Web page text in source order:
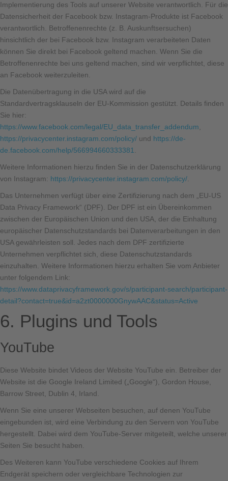
Implementierung des Tools auf unserer Website verantwortlich. Für die
Datensicherheit der Facebook bzw. Instagram-Produkte ist Facebook
verantwortlich. Betroffenenrechte (z. B. Auskunftsersuchen)
hinsichtlich der bei Facebook bzw. Instagram verarbeiteten Daten
können Sie direkt bei Facebook geltend machen. Wenn Sie die
Betroffenenrechte bei uns geltend machen, sind wir verpflichtet, diese
an Facebook weiterzuleiten.
Die Datenübertragung in die USA wird auf die
Standardvertragsklauseln der EU-Kommission gestützt. Details finden
Sie hier:
https://www.facebook.com/legal/EU_data_transfer_addendum
https://privacycenter.instagram.com/policy/ und https://de-
de.facebook.com/help/566994660333381
Weitere Informationen hierzu finden Sie in der Datenschutzerklärung
von Instagram: https://privacycenter.instagram.com/policy/
Das Unternehmen verfügt über eine Zertifizierung nach dem „EU-US
Data Privacy Framework“ (DPF). Der DPF ist ein Übereinkommen
zwischen der Europäischen Union und den USA, der die Einhaltung
europäischer Datenschutzstandards bei Datenverarbeitungen in den
USA gewährleisten soll. Jedes nach dem DPF zertifizierte
Unternehmen verpflichtet sich, diese Datenschutzstandards
einzuhalten. Weitere Informationen hierzu erhalten Sie vom Anbieter
unter folgendem Link:
https://www.dataprivacyframework.gov/s/participant-search/participant-
detail?contact=true&id=a2zt0000000GnywAAC&status=Active
6. Plugins und Tools
YouTube
Diese Website bindet Videos der Website YouTube ein. Betreiber der
Website ist die Google Ireland Limited („Google“), Gordon House,
Barrow Street, Dublin 4, Irland.
Wenn Sie eine unserer Webseiten besuchen, auf denen YouTube
eingebunden ist, wird eine Verbindung zu den Servern von YouTube
hergestellt. Dabei wird dem YouTube-Server mitgeteilt, welche unserer
Seiten Sie besucht haben.
Des Weiteren kann YouTube verschiedene Cookies auf Ihrem
Endgerät speichern oder vergleichbare Technologien zur